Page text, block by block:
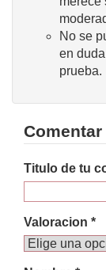
No se
en
prueba.
Comentar
Titulo de tu
Valoracion *